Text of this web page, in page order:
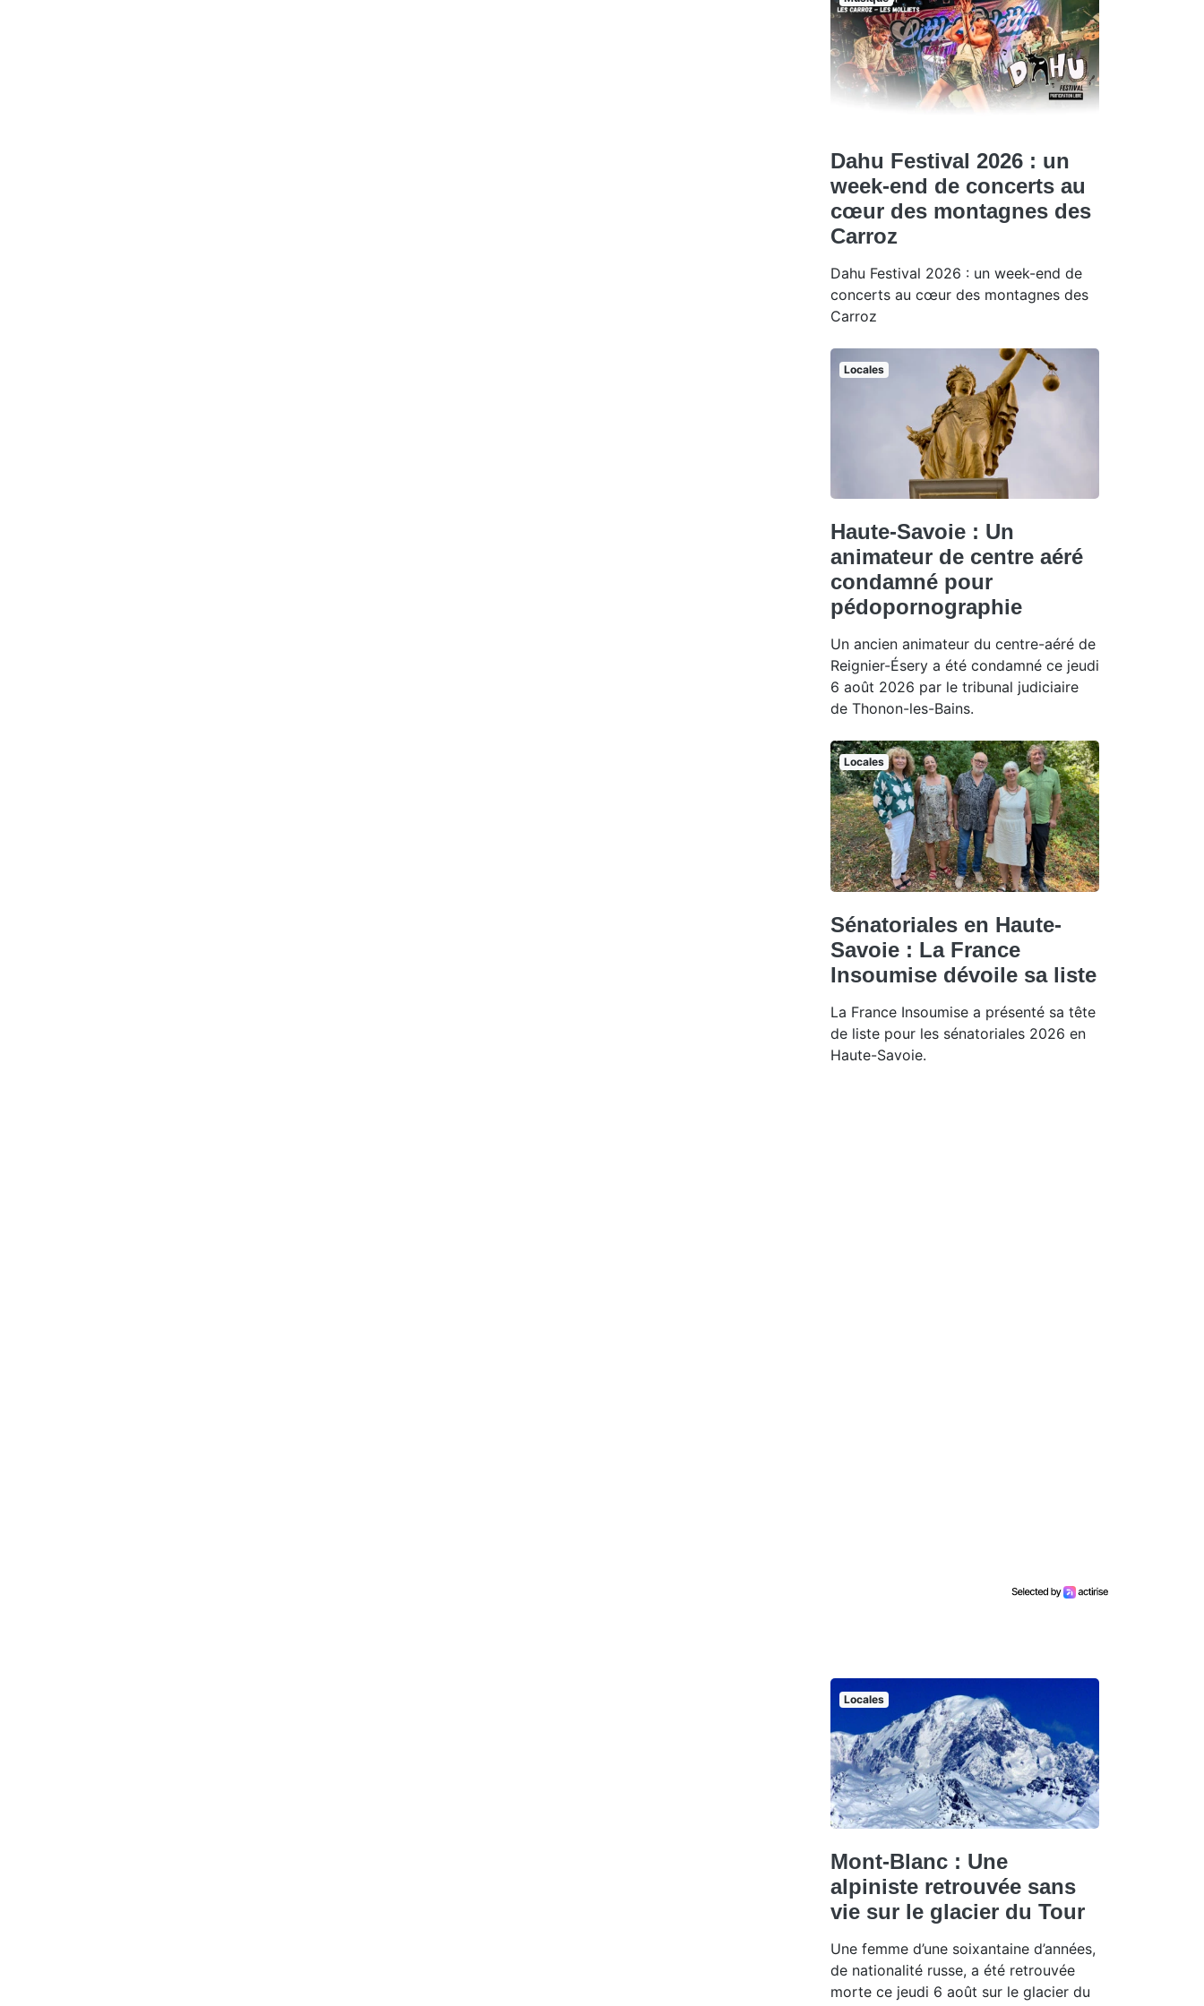
Dahu Festival 2026 : un
week-end de concerts au
cœur des montagnes des
Carroz
Dahu Festival 2026 : un week-end de
concerts au cœur des montagnes des
Carroz
Locales
Haute-Savoie : Un
animateur de centre aéré
condamné pour
pédopornographie
Un ancien animateur du centre-aéré de
Reignier-Ésery a été condamné ce jeudi
6 août 2026 par le tribunal judiciaire
de Thonon-les-Bains.
Locales
Sénatoriales en Haute-
Savoie : La France
Insoumise dévoile sa liste
La France Insoumise a présenté sa tête
de liste pour les sénatoriales 2026 en
Haute-Savoie.
Locales
Mont-Blanc : Une
alpiniste retrouvée sans
vie sur le glacier du Tour
Une femme d’une soixantaine d’années,
de nationalité russe, a été retrouvée
morte ce jeudi 6 août sur le glacier du